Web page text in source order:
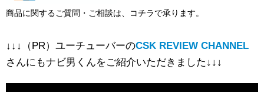
商品に関するご質問・ご相談は、コチラで承ります。
↓↓↓（PR）ユーチューバーのCSK REVIEW CHANNEL
さんにもナビ男くんをご紹介いただきました↓↓↓